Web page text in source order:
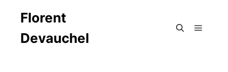
Florent
Devauchel